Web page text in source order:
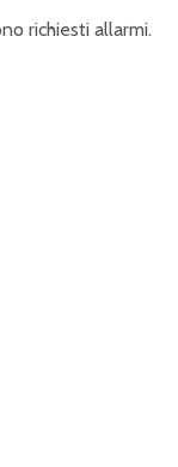
richiesti allarmi.